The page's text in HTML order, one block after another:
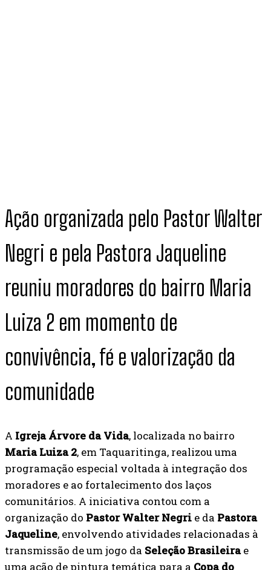
Ação organizada pelo Pastor Walter
Negri e pela Pastora Jaqueline
reuniu moradores do bairro Maria
Luiza 2 em momento de
convivência, fé e valorização da
comunidade
A Igreja Árvore da Vida, localizada no bairro
Maria Luiza 2, em Taquaritinga, realizou uma
programação especial voltada à integração dos
moradores e ao fortalecimento dos laços
comunitários. A iniciativa contou com a
organização do Pastor Walter Negri e da Pastora
Jaqueline, envolvendo atividades relacionadas à
transmissão de um jogo da Seleção Brasileirae
uma ação de pintura temática para a Copa do